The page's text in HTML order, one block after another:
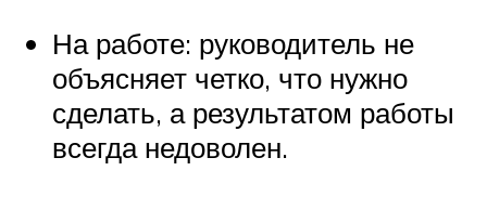
На работе: руководитель не
объясняет четко, что нужно
сделать, а результатом работы
всегда недоволен.